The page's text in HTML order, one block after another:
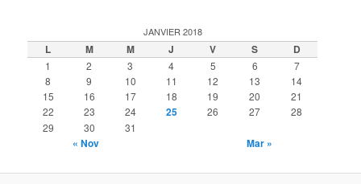
JANVIER 2018
L M M J V S D
1 2 3 4 5 6
7
8
9 10 11 12 13
14
15
16 17 18 19 20
21
22
23 24 25 26 27
28
29
30 31
« Nov Mar »